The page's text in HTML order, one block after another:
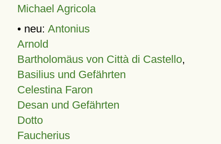
Michael Agricola
• neu: Antonius
Arnold
Bartholomäus von Città di Castello,
Basilius und Gefährten
Celestina Faron
Desan und Gefährten
Dotto
Faucherius